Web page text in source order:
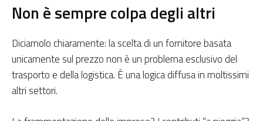
Non è sempre colpa degli altri
Diciamolo chiaramente: la scelta di un fornitore basata
unicamente sul prezzo non è un problema esclusivo del
trasporto e della logistica. È una logica diffusa in moltissimi
altri settori.